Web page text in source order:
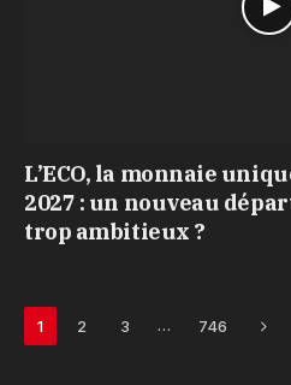
L’ECO, la monnaie
2027 : un nouveau
trop ambitieux ?
1 2 3 … 746 Next